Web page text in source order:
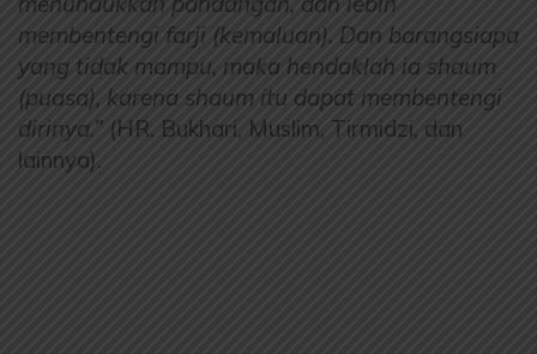
membentengi farji (kemaluan). Dan barangsiapa
yang tidak mampu, maka hendaklah ia shaum
(puasa), karena shaum itu dapat membentengi
dirinya.” (HR. Bukhari, Muslim, Tirmidzi, dan
lainnya).